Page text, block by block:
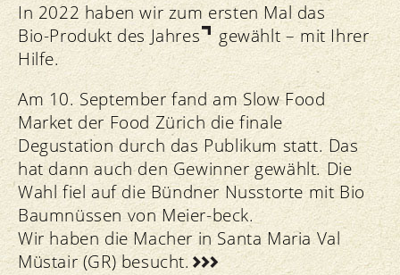
In 2022 haben wir zum ersten Mal das
Bio-Produkt des Jahres
gewählt – mit Ihrer
Hilfe.
Am 10. September fand am Slow Food
Market der Food Zürich die finale
Degustation durch das Publikum statt. Das
hat dann auch den Gewinner gewählt. Die
Wahl fiel auf die Bündner Nusstorte mit Bio
Baumnüssen von Meier-beck.
Wir haben die Macher in Santa Maria Val
Müstair (GR) besucht.